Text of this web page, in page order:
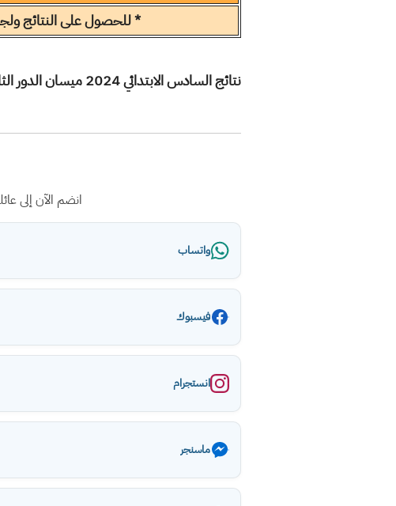
* للحصول على النتائج
نتائج السادس الابتدائي 2024 ميسان الدور الثاني
انضم الآن إلى
واتساب
فيسبوك
انستجرام
ماسنجر